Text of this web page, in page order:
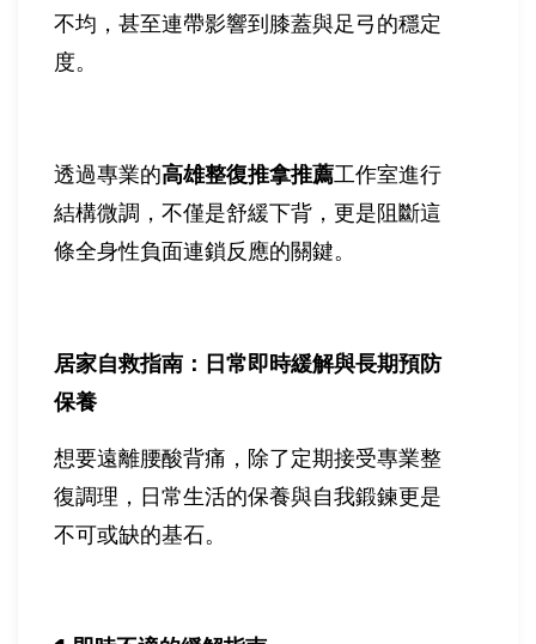
不均，甚至連帶影響到膝蓋與足弓的穩定
度。
透過專業的高雄整復推拿推薦工作室進行
結構微調，不僅是舒緩下背，更是阻斷這
條全身性負面連鎖反應的關鍵。
居家自救指南：日常即時緩解與長期預防
保養
想要遠離腰酸背痛，除了定期接受專業整
復調理，日常生活的保養與自我鍛鍊更是
不可或缺的基石。